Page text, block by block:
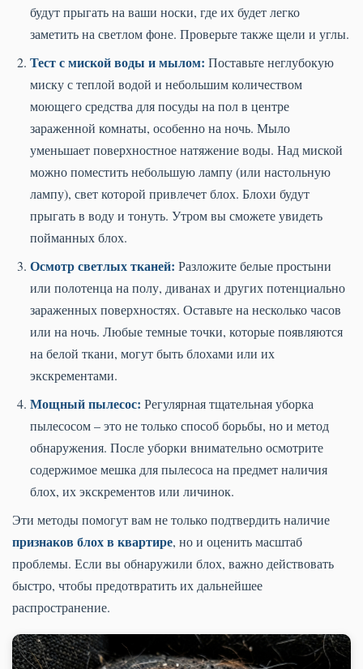
будут прыгать на ваши носки, где их будет легко
заметить на светлом фоне. Проверьте также щели и углы.
Тест с миской воды и мылом: Поставьте неглубокую
миску с теплой водой и небольшим количеством
моющего средства для посуды на пол в центре
зараженной комнаты, особенно на ночь. Мыло
уменьшает поверхностное натяжение воды. Над миской
можно поместить небольшую лампу (или настольную
лампу), свет которой привлечет блох. Блохи будут
прыгать в воду и тонуть. Утром вы сможете увидеть
пойманных блох.
Осмотр светлых тканей: Разложите белые простыни
или полотенца на полу, диванах и других потенциально
зараженных поверхностях. Оставьте на несколько часов
или на ночь. Любые темные точки, которые появляются
на белой ткани, могут быть блохами или их
экскрементами.
Мощный пылесос: Регулярная тщательная уборка
пылесосом – это не только способ борьбы, но и метод
обнаружения. После уборки внимательно осмотрите
содержимое мешка для пылесоса на предмет наличия
блох, их экскрементов или личинок.
Эти методы помогут вам не только подтвердить наличие
признаков блох в квартире, но и оценить масштаб
проблемы. Если вы обнаружили блох, важно действовать
быстро, чтобы предотвратить их дальнейшее
распространение.